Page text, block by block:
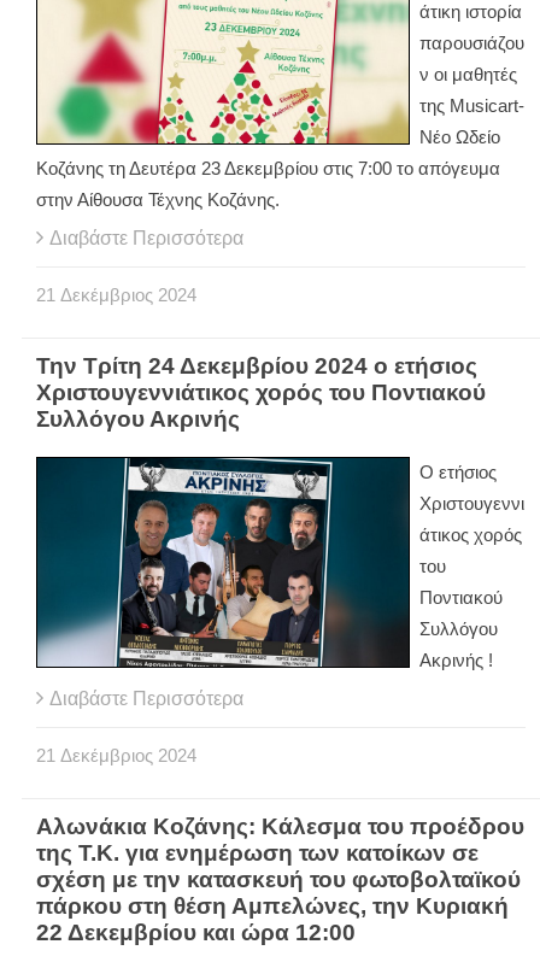
άτικη ιστορία
παρουσιάζου
ν οι μαθητές
της Μusicart-
Νέο Ωδείο
Κοζάνης τη Δευτέρα 23 Δεκεμβρίου στις 7:00 το απόγευμα
στην Αίθουσα Τέχνης Κοζάνης.
Διαβάστε Περισσότερα
21 Δεκέμβριος 2024
Την Τρίτη 24 Δεκεμβρίου 2024 ο ετήσιος
Χριστουγεννιάτικος χορός του Ποντιακού
Συλλόγου Ακρινής
Ο ετήσιος
Χριστουγεννι
άτικος χορός
του
Ποντιακού
Συλλόγου
Ακρινής !
Διαβάστε Περισσότερα
21 Δεκέμβριος 2024
Αλωνάκια Κοζάνης: Κάλεσμα του προέδρου
της Τ.Κ. για ενημέρωση των κατοίκων σε
σχέση με την κατασκευή του φωτοβολταϊκού
πάρκου στη θέση Αμπελώνες, την Κυριακή
22 Δεκεμβρίου και ώρα 12:00